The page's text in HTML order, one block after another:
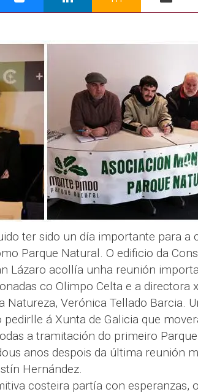
ter sido un día importante para a
Parque Natural. O edificio da
Lázaro acollía unha reunión
co Olimpo Celta e a directora
Natureza, Verónica Tellado Barcia.
á Xunta de Galicia que
a tramitación do primeiro
anos despois da última reunión
Hernández.
costeira partía con esperanzas,